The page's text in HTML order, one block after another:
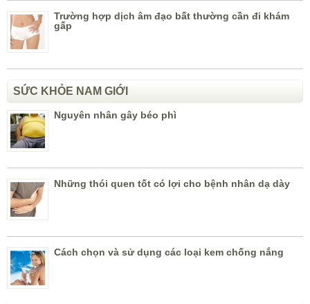
Trường hợp dịch âm đạo bất thường cần đi khám
gấp
SỨC KHỎE NAM GIỚI
Nguyên nhân gây béo phì
Những thói quen tốt có lợi cho bệnh nhân dạ dày
Cách chọn và sử dụng các loại kem chống nắng